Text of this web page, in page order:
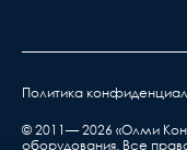
Политика
© 2011— 2026 «Олми
оборудования. Все